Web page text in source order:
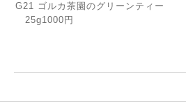
G21 ゴルカ茶園のグリーンティー
25g1000円